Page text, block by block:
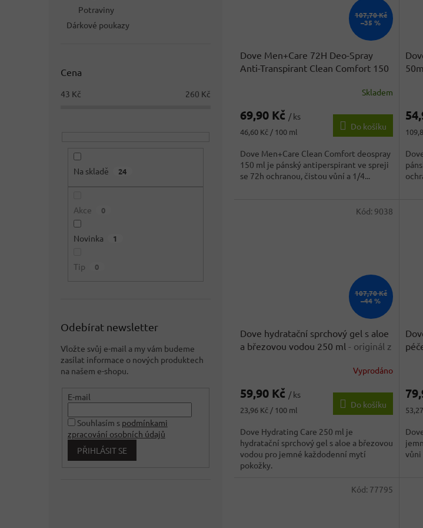
Potraviny
Dárkové poukazy
Cena
43 Kč 260 Kč
Na skladě 24
Akce 0
Novinka 1
Tip 0
Odebírat newsletter
Vložte svůj e-mail a my vám budeme
zasílat informace o nových produktech
na našem e-shopu.
E-mail
Souhlasím s podmínkami
zpracování osobních údajů
PŘIHLÁSIT SE
107,70 Kč
–35 %
Dove Men+Care 72H Deo-Spray
Anti-Transpirant Clean Comfort 150
Skladem
69,90 Kč / ks
Měrná
46,60 Kč / 100 ml
Do košíku
Dove Men+Care Clean Comfort deospray
150 ml je pánský antiperspirant ve spreji
se 72h ochranou, čistou vůní a 1/4...
107,70 Kč
–44 %
Dove hydratační sprchový gel s aloe
a březovou vodou 250 ml - originál z
Vyprodáno
59,90 Kč / ks
Měrná
23,96 Kč / 100 ml
Do košíku
Dove Hydrating Care 250 ml je
hydratační sprchový gel s aloe a březovou
vodou pro jemné každodenní mytí
pokožky.
Kód: 9038
vůni
Kód: 77795